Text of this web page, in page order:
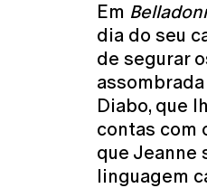
Em
dia do seu
de segurar
Diabo, que
contas com
que Jeanne
linguagem